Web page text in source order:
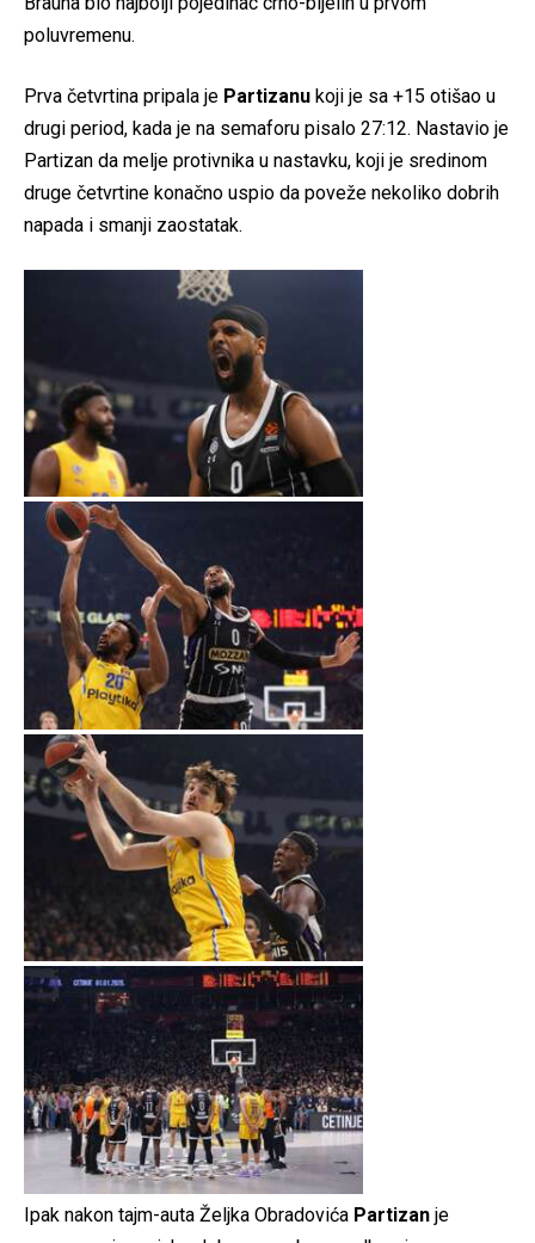
poluvremenu.
Prva četvrtina pripala je Partizanu koji je sa +15 otišao u
drugi period, kada je na semaforu pisalo 27:12. Nastavio je
Partizan da melje protivnika u nastavku, koji je sredinom
druge četvrtine konačno uspio da poveže nekoliko dobrih
napada i smanji zaostatak.
Ipak nakon tajm-auta Željka Obradovića Partizan je